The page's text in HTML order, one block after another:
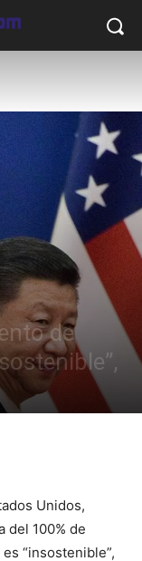
de
Unidos,
del 100% de
“insostenible”,